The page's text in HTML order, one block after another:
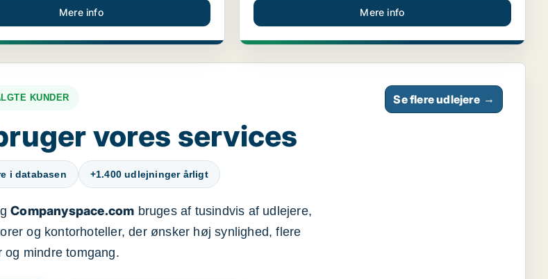
Mere info Mere info
KUNDER
vores services
i databasen +1.400 udlejninger årligt
Companyspace.com bruges af tusindvis af udlejere,
og kontorhoteller, der ønsker høj synlighed, flere
og mindre tomgang.
Se flere udlejere →